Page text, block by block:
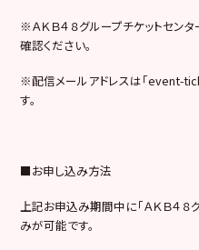
※ＡＫＢ４８グループチケットセン
確認ください。
※配信メールアドレスは「event-
す。
■お申し込み方法
上記お申込み期間中に「ＡＫＢ４８
みが可能です。